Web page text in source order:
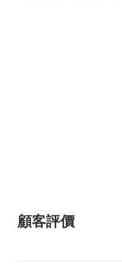
顧客評價